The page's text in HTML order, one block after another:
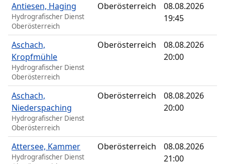
Antiesen, Haging
Hydrografischer Dienst
Oberösterreich
Oberösterreich
08.08.2026
19:45
Aschach,
Kropfmühle
Hydrografischer Dienst
Oberösterreich
Oberösterreich
08.08.2026
20:00
Aschach,
Niederspaching
Hydrografischer Dienst
Oberösterreich
Oberösterreich
08.08.2026
20:00
Attersee, Kammer
Hydrografischer Dienst
Oberösterreich
08.08.2026
21:00